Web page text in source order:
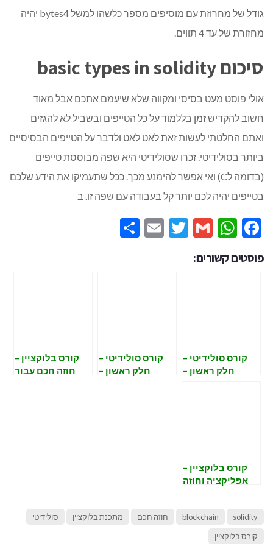
גודל של מחרוזת עם מוסיפים מספר כלשהו למשל bytes4 יהיה
מחזורת של עד 4 תווים.
סיכום basic types in solidity
אולי פוסט מעט בסיסי ומקווה שלא שיעמם אתכם אבל מאוד
חשוב להקדיש זמן בללמוד על כל הטייפים ובשביל לא להגזים
ואתם החלטתי לעשות זאת לאט לאט ולדבר על הטייפים הבסיסיים
ביותר בסולידיטי. זכרו שסולידיטי היא שפה מבוססת טייפים
(בדומה לC) ואי אפשר להימנע מכך. ככל שתעמיקו את הידע שלכם
בטייפים יהיה לכם יותר קל בעבודה עם שפה זו. ב
Facebook
WhatsApp
Gmail
Twitter
Email
פוסטים קשורים:
קורס סולידיטי –
חלק ראשון –
קורס סולידיטי –
חלק ראשון –
קורס בלוקציין –
חוזה חכם עבור
קורס בלוקציין –
אפליקציה וחוזה
blockchain solidity חוזה חכם מתכנת בלוקציין
סולידיטי
קורס בלוקציין